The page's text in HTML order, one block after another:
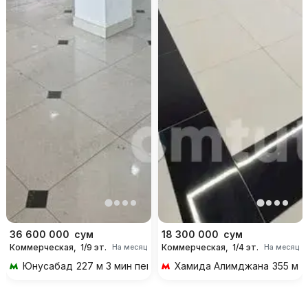
36 600 000 сум
Коммерческая, 1/9 эт. На месяц
Юнусабад 227 м 3 мин пешком
18 300 000 сум
Коммерческая, 1/4 эт. На месяц
Хамида Алимджана 355 м